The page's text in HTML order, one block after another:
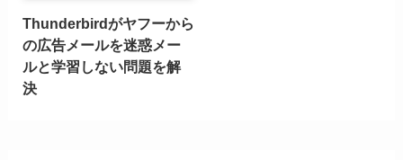
Thunderbirdがヤフーから
の広告メールを迷惑メー
ルと学習しない問題を解
決